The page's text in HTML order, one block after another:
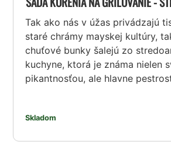
Tak ako nás v úžas privádzajú
staré chrámy mayskej kultúry,
chuťové bunky šalejú zo
kuchyne, ktorá je známa nielen
pikantnosťou, ale hlavne
Skladom